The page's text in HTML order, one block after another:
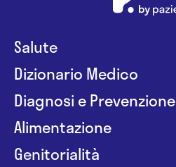
Salute
Dizionario Medico
Diagnosi e Prevenzione
Alimentazione
Genitorialità